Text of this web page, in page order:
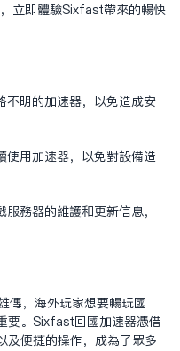
立即体验Sixfast带来的畅快
不明的加速器，以免造成安
使用加速器，以免对设备造
务器的维护和更新信息，
传，海外玩家想要畅玩国
要。Sixfast回国加速器凭借
及便捷的操作，成为了众多